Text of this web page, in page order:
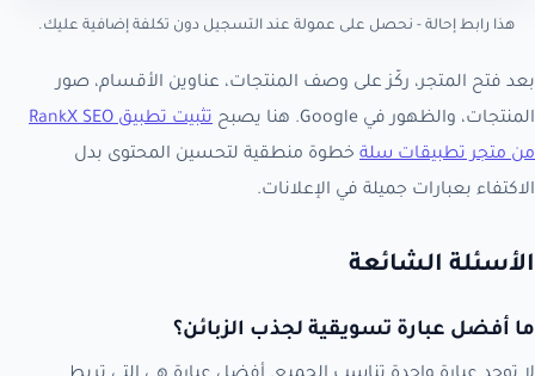
هذا رابط إحالة - نحصل على عمولة عند التسجيل دون تكلفة إضافية عليك.
بعد فتح المتجر، ركّز على وصف المنتجات، عناوين الأقسام، صور
المنتجات، والظهور في Google. هنا يصبح
تثبيت تطبيق RankX SEO
من متجر تطبيقات سلة خطوة منطقية لتحسين المحتوى بدل
الاكتفاء بعبارات جميلة في الإعلانات.
الأسئلة الشائعة
ما أفضل عبارة تسويقية لجذب الزبائن؟